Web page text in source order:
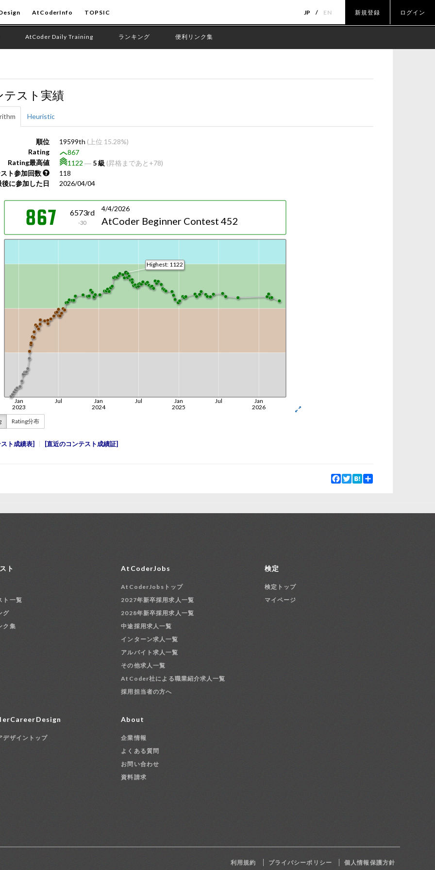
AtCoderInfo TOPSIC JP EN 新規登録 ログイン
AtCoder Daily Training ランキング 便利リンク集
テスト実績
Heuristic
順位 19599th (上位 15.28%)
Rating
867
Rating最高値
1122 ― 5 級 (昇格まであと+78)
ト参加回数
118
後に参加した日
2026/04/04
Rating分布
スト成績表 直近のコンテスト成績証
Facebook
TwitterHatena
ト
ト一覧
グ
ク集
AtCoderJobs
AtCoderJobsトップ
2027年新卒採用求人一覧
2028年新卒採用求人一覧
中途採用求人一覧
インターン求人一覧
アルバイト求人一覧
その他求人一覧
AtCoder社による職業紹介求人一覧
採用担当者の方へ
検定
検定トップ
マイページ
デザイントップ
About
企業情報
よくある質問
お問い合わせ
資料請求
利用規約 プライバシーポリシー 個人情報保護方針